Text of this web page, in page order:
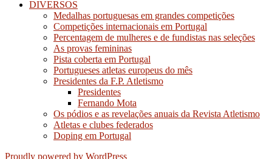
DIVERSOS
Medalhas portuguesas em grandes competições
Competições internacionais em Portugal
Percentagem de mulheres e de fundistas nas seleções
As provas femininas
Pista coberta em Portugal
Portugueses atletas europeus do mês
Presidentes da F.P. Atletismo
Presidentes
Fernando Mota
Os pódios e as revelações anuais da Revista Atletismo
Atletas e clubes federados
Doping em Portugal
Proudly powered by WordPress